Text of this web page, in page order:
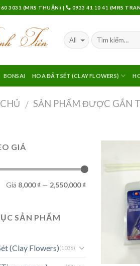
3031 (MRS THUẬN) | 0933 41 10 41 (MRS
BONSAI HOA ĐẤT SÉT (CLAY FLOWERS)
/ SẢN PHẨM ĐƯỢC GẮN
GIÁ
Giá 8,000 ₫ — 2,550,000 ₫
SẢN PHẨM
(Clay Flowers)(1036)